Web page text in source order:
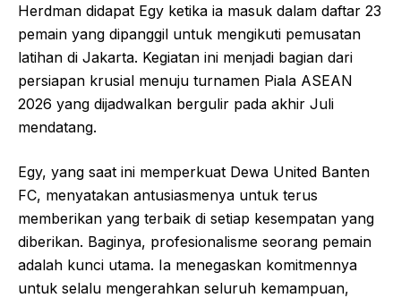
Herdman didapat Egy ketika ia masuk dalam daftar 23
pemain yang dipanggil untuk mengikuti pemusatan
latihan di Jakarta. Kegiatan ini menjadi bagian dari
persiapan krusial menuju turnamen Piala ASEAN
2026 yang dijadwalkan bergulir pada akhir Juli
mendatang.
Egy, yang saat ini memperkuat Dewa United Banten
FC, menyatakan antusiasmenya untuk terus
memberikan yang terbaik di setiap kesempatan yang
diberikan. Baginya, profesionalisme seorang pemain
adalah kunci utama. Ia menegaskan komitmennya
untuk selalu mengerahkan seluruh kemampuan,